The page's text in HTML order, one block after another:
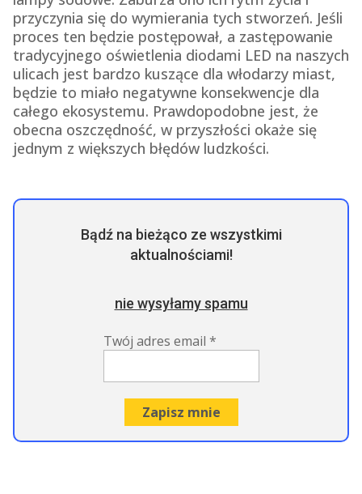
przyczynia się do wymierania tych stworzeń. Jeśli
proces ten będzie postępował, a zastępowanie
tradycyjnego oświetlenia diodami LED na naszych
ulicach jest bardzo kuszące dla włodarzy miast,
będzie to miało negatywne konsekwencje dla
całego ekosystemu. Prawdopodobne jest, że
obecna oszczędność, w przyszłości okaże się
jednym z większych błędów ludzkości.
Bądź na bieżąco ze wszystkimi
aktualnościami!
nie wysyłamy spamu
Twój adres email *